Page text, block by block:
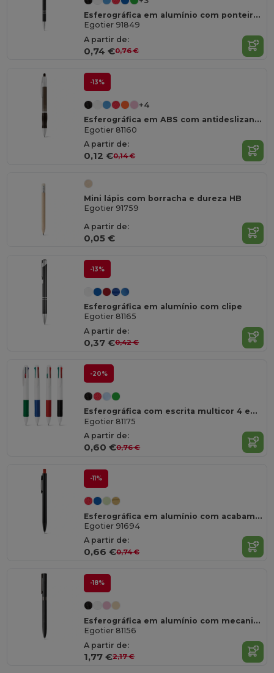
Esferográfica em alumínio com ponteira touch e clipe
Egotier 91849
A partir de:
0,74 €0,76 €
-13%
+4
Esferográfica em ABS com antideslizante
Egotier 81160
A partir de:
0,12 €0,14 €
Mini lápis com borracha e dureza HB
Egotier 91759
A partir de:
0,05 €
-13%
Esferográfica em alumínio com clipe
Egotier 81165
A partir de:
0,37 €0,42 €
-20%
Esferográfica com escrita multicor 4 em 1
Egotier 81175
A partir de:
0,60 €0,76 €
-11%
Esferográfica em alumínio com acabamento mate
Egotier 91694
A partir de:
0,66 €0,74 €
-18%
Esferográfica em alumínio com mecanismo twist e clipe
Egotier 81156
A partir de:
1,77 €2,17 €